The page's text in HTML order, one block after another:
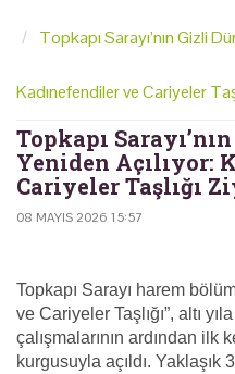
Topkapı Sarayı’nın Gizli
Kadınefendiler ve Cariyeler
Topkapı
Yeniden Açılıyor:
Cariyeler Taşlığı
08 MAYIS 2026 15:57
Topkapı Sarayı harem
ve Cariyeler Taşlığı”, altı
çalışmalarının ardından ilk
kurgusuyla açıldı. Yaklaşık